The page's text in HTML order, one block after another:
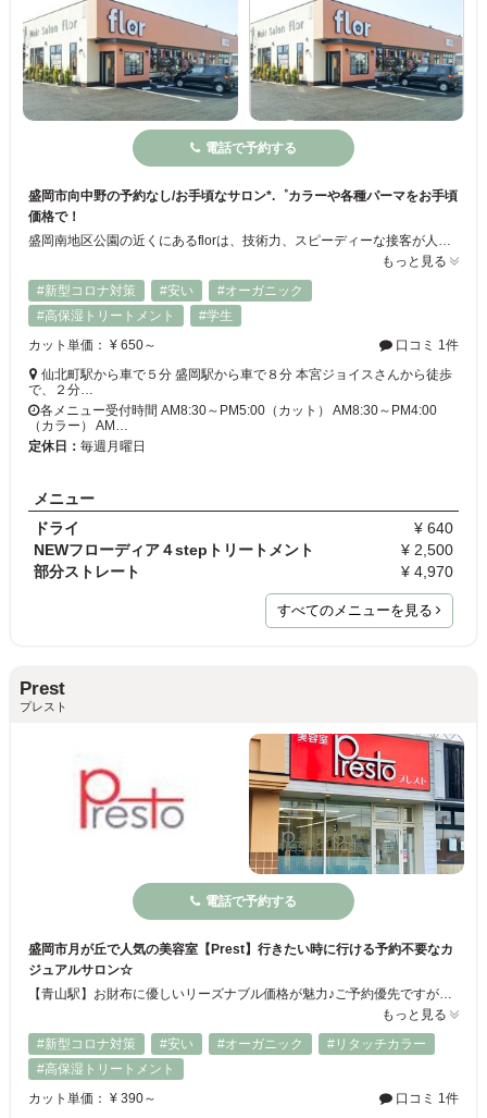
電話で予約する
盛岡市向中野の予約なし/お手頃なサロン*.゜カラーや各種パーマをお手頃
価格で！
盛岡南地区公園の近くにあるflorは、技術力、スピーディーな接客が人気の美容室☆リーズナブルで納得のいく仕上がりになると評判です♪髪や頭皮に関するお悩み・ご要望があれば、どんなに些細なことでも遠慮なくお聞かせください！ご期待に応えます◎何度でも通いやすい場所にしたいので、カットもカラーも全部お得な価格設定です！初回価格はないので、いつでもずっとこのお値段♪ぜひ一度お試しください★
もっと見る
#新型コロナ対策
#安い
#オーガニック
#高保湿トリートメント
#学生
カット単価： ¥ 650～
口コミ 1件
仙北町駅から車で５分 盛岡駅から車で８分 本宮ジョイスさんから徒歩
で、２分…
各メニュー受付時間 AM8:30～PM5:00（カット） AM8:30～PM4:00
（カラー） AM…
定休日： 毎週月曜日
メニュー
ドライ
¥ 640
NEWフローディア４stepトリートメント
¥ 2,500
部分ストレート
¥ 4,970
すべてのメニューを見る
Prest
プレスト
電話で予約する
盛岡市月が丘で人気の美容室【Prest】行きたい時に行ける予約不要なカ
ジュアルサロン☆
【青山駅】お財布に優しいリーズナブル価格が魅力♪ご予約優先ですが、予約なしでも受付OKなので気軽に立ち寄れます◎お好きなタイミングでご来店ください！親子やお友達同士でも来やすい雰囲気なので、どなた様も気兼ねなくお越しください*.゜「安い」「速い」「上手い」の3拍子揃った美容室Prestが、あなたを精一杯おもてなしします★
もっと見る
#新型コロナ対策
#安い #オーガニック
#リタッチカラー
#高保湿トリートメント
カット単価： ¥ 390～
口コミ 1件